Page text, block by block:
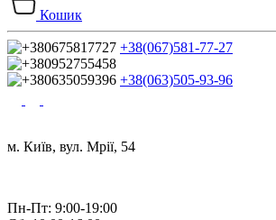
Кошик
+38(067)581-77-27
+38(063)505-93-96
м. Київ, вул. Мрії, 54
Пн-Пт: 9:00-19:00